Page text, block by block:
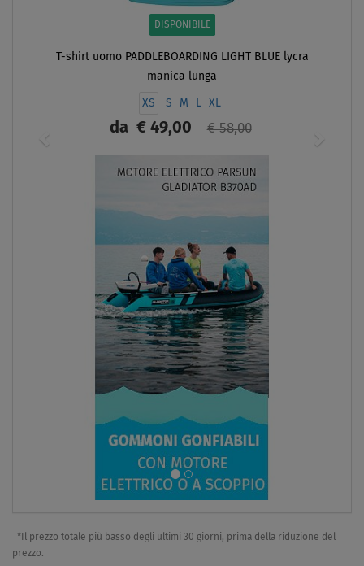
DISPONIBILE
T-shirt uomo PADDLEBOARDING LIGHT BLUE lycra
manica lunga
XS S M L XL
da€ 49,00 € 58,00
SCHERMO
*Il prezzo totale più basso degli ultimi 30 giorni, prima della riduzione del
prezzo.